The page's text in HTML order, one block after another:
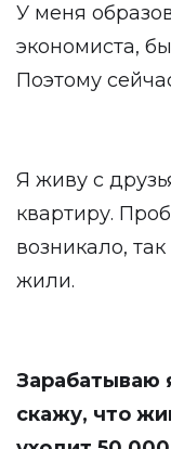
У меня
экономиста,
Поэтому
Я живу с
квартиру.
возникало,
жили.
Зарабатываю
скажу, что